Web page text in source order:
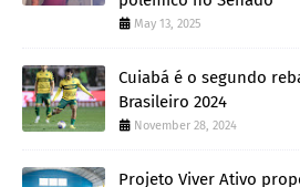
May 13, 2025
Cuiabá é o segundo
Brasileiro 2024
November 28, 2024
Projeto Viver Ativo